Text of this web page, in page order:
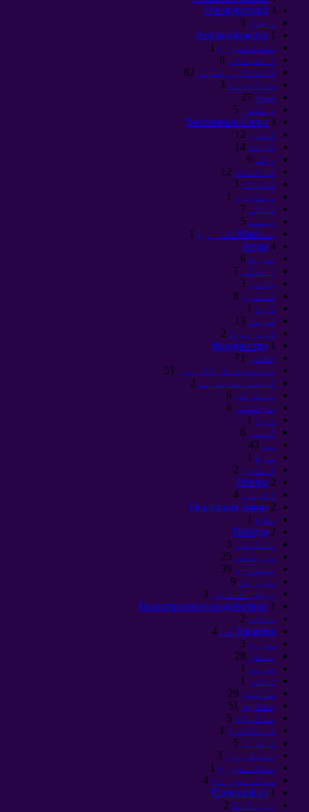
Uncategorized 3
دجال 3
Antitsivilizatsiya 1
سفید سورج 1
انفینٹی 8
لامتناہی خلائی 82
حیاتیات 3
خدا 27
ویکٹر 5
Векторные Силы 3
کمپن 12
طاقت 14
وقت 6
کائنات 12
گنوتی 3
پہاڑوں 1
گناہ
7
پیسے 5
سے Maat کے روح
1
devas 4
عورت 6
زندگی 7
جادو 3
قانون 8
آرٹ 1
کرما 13
آب و ہوا 2
Колдовство 1
خلائی 71
سے محبت کرتا ہوں 51
اس سے محبت ہے 2
میٹرکس 6
مراقبہ
6
دوا
1
آدمی 6
ہم 43
سوچ 1
آبادی 2
Нервы 2
اشیاء 4
Основной Закон 2
علاج 1
Победа 2
پالیسی 3
پریکٹس 25
بیداری 39
ہو رہا 9
روشن خیالی 3
Психотронное воздействие 1
سماد 2
Satanism کے
4
سورج 3
باطل 28
جوہر
1
تنتر
1
سامان 29
حقائق 51
مالیات 5
فینگشوئ 1
تہذیب 5
بلیک ہول 3
سیاہ سورج 1
سیاہ سوراخ 4
Ekonomikon 1
ین یانگ 2